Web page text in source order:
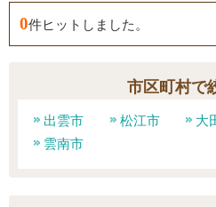
0件ヒットしました。
市区町村で
出雲市 松江市 大
雲南市